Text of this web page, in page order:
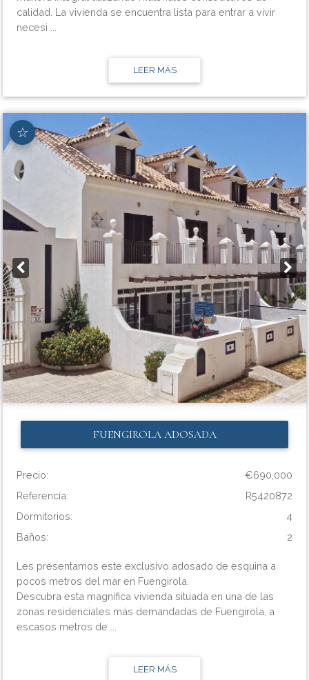
calidad. La vivienda se encuentra lista para entrar a vivir
necesi ...
LEER MÁS
☆
FUENGIROLA ADOSADA
Precio:
€690,000
Referencia:
R5420872
Dormitorios:
4
Baños:
2
Les presentamos este exclusivo adosado de esquina a
pocos metros del mar en Fuengirola.
Descubra esta magnífica vivienda situada en una de las
zonas residenciales más demandadas de Fuengirola, a
escasos metros de ...
LEER MÁS